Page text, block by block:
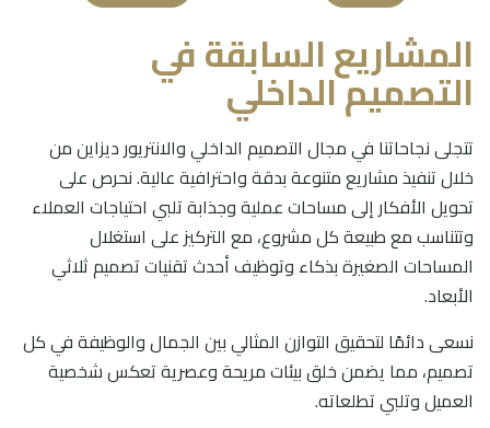
المشاريع السابقة في
التصميم الداخلي
تتجلى نجاحاتنا في مجال التصميم الداخلي والانتريور ديزاين من
خلال تنفيذ مشاريع متنوعة بدقة واحترافية عالية. نحرص على
تحويل الأفكار إلى مساحات عملية وجذابة تلبي احتياجات العملاء
وتتناسب مع طبيعة كل مشروع، مع التركيز على استغلال
المساحات الصغيرة بذكاء وتوظيف أحدث تقنيات تصميم ثلاثي
الأبعاد.
نسعى دائمًا لتحقيق التوازن المثالي بين الجمال والوظيفة في كل
تصميم، مما يضمن خلق بيئات مريحة وعصرية تعكس شخصية
العميل وتلبي تطلعاته.